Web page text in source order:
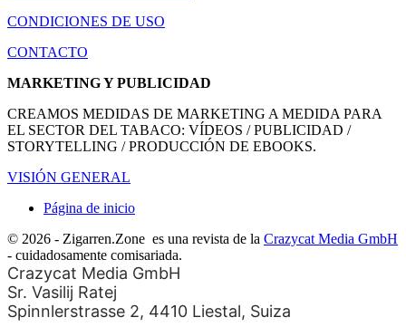
CONDICIONES DE USO
CONTACTO
MARKETING Y PUBLICIDAD
CREAMOS MEDIDAS DE MARKETING A MEDIDA PARA
EL SECTOR DEL TABACO: VÍDEOS / PUBLICIDAD /
STORYTELLING / PRODUCCIÓN DE EBOOKS.
VISIÓN GENERAL
Página de inicio
© 2026 - Zigarren.Zone es una revista de la Crazycat Media GmbH
- cuidadosamente comisariada.
Crazycat Media GmbH
Sr. Vasilij Ratej
Spinnlerstrasse 2, 4410 Liestal, Suiza